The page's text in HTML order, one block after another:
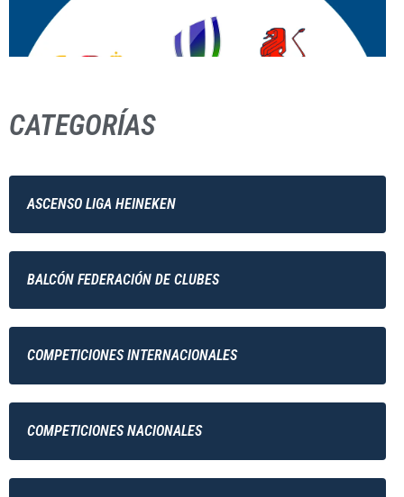
CATEGORÍAS
ASCENSO LIGA HEINEKEN
BALCÓN FEDERACIÓN DE CLUBES
COMPETICIONES INTERNACIONALES
COMPETICIONES NACIONALES